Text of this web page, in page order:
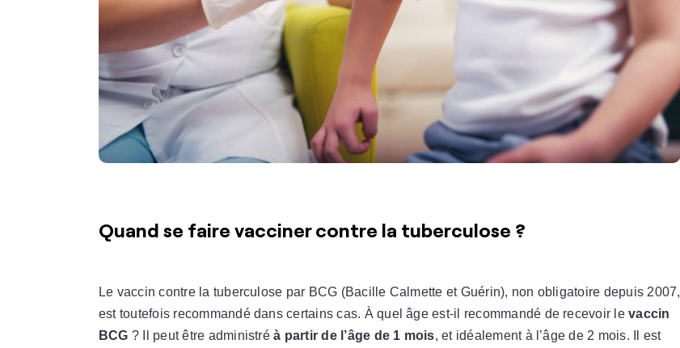
Quand se faire vacciner contre la tuberculose ?
Le vaccin contre la tuberculose par BCG (Bacille Calmette et Guérin), non obligatoire depuis 2007,
est toutefois recommandé dans certains cas. À quel âge est-il recommandé de recevoir levaccin
BCG ? Il peut être administréà partir de l’âge de 1 mois, et idéalement à l’âge de 2 mois. Il est